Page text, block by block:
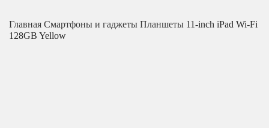
Главная Смартфоны и гаджеты Планшеты 11-inch iPad Wi-Fi
128GB Yellow